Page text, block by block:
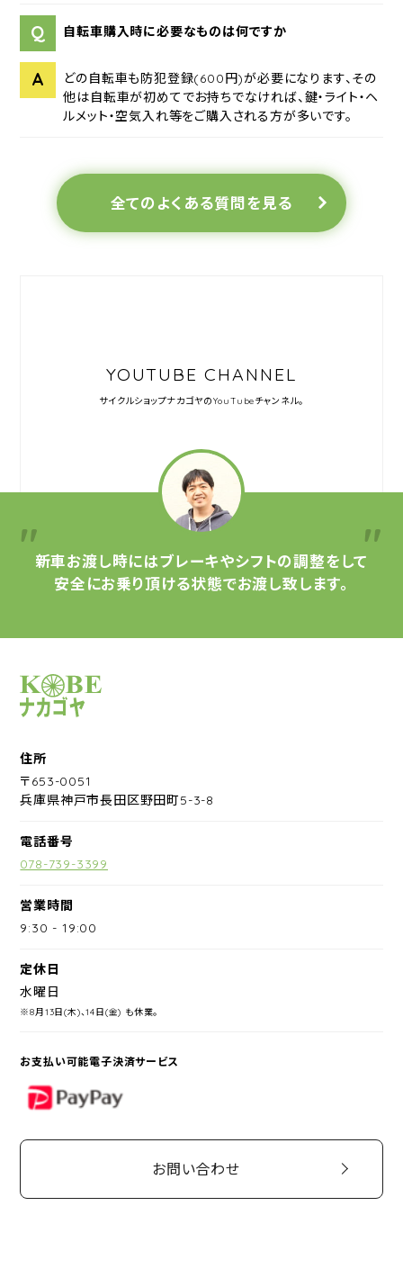
Q 自転車購入時に必要なものは何ですか
A
どの自転車も防犯登録(600円)が必要になります、その
他は自転車が初めてでお持ちでなければ、鍵・ライト・ヘ
ルメット・空気入れ等をご購入される方が多いです。
全てのよくある質問を見る
YOUTUBE CHANNEL
サイクルショップナカゴヤのYouTubeチャンネル。
新車お渡し時にはブレーキやシフトの調整をして
安全にお乗り頂ける状態でお渡し致します。
サイクルショップナカゴヤ
住所
〒653-0051
兵庫県神戸市長田区野田町5-3-8
電話番号
078-739-3399
営業時間
9:30 -19:00
定休日
水曜日
※8月13日(木)、14日(金) も休業。
お支払い可能電子決済サービス
PayPay
お問い合わせ